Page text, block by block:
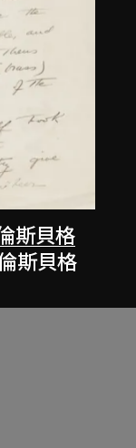
斯貝格
斯貝格